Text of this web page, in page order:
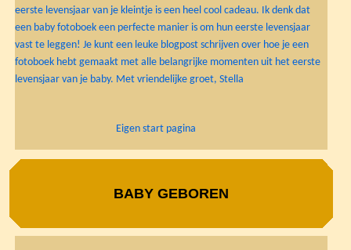
eerste levensjaar van je kleintje is een heel cool cadeau. Ik denk dat
een baby fotoboek een perfecte manier is om hun eerste levensjaar
vast te leggen! Je kunt een leuke blogpost schrijven over hoe je een
fotoboek hebt gemaakt met alle belangrijke momenten uit het eerste
levensjaar van je baby. Met vriendelijke groet, Stella
Eigen start pagina
BABY GEBOREN